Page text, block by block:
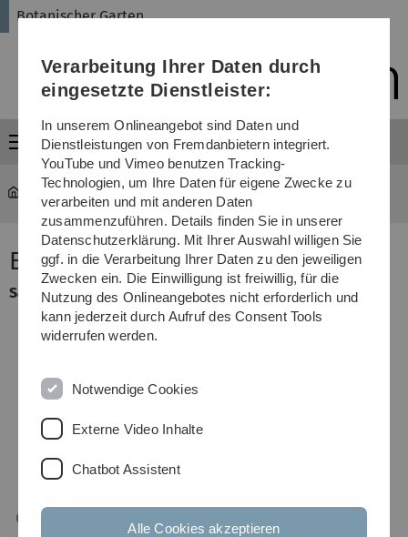
Direkt
Direkt
Direkt
(Sprache,
Drucken,
Media)
Direkt
Direkt
Botanischer Garten
Menü
...
Echter Salbei, Garten-Salbei
Salvia officinalis (Lamiaceae)
Verarbeitung Ihrer Daten durch
eingesetzte Dienstleister:
In unserem Onlineangebot sind Daten und
Dienstleistungen von Fremdanbietern integriert.
YouTube und Vimeo benutzen Tracking-
Technologien, um Ihre Daten für eigene Zwecke zu
verarbeiten und mit anderen Daten
zusammenzuführen. Details finden Sie in unserer
Datenschutzerklärung. Mit Ihrer Auswahl willigen Sie
ggf. in die Verarbeitung Ihrer Daten zu den jeweiligen
Zwecken ein. Die Einwilligung ist freiwillig, für die
Nutzung des Onlineangebotes nicht erforderlich und
kann jederzeit durch Aufruf des Consent Tools
widerrufen werden.
Notwendige Cookies
Externe Video Inhalte
Chatbot Assistent
Alle Cookies akzeptieren